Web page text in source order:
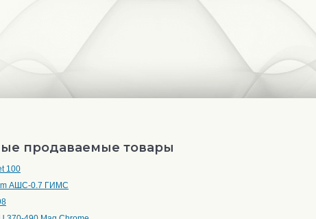
продаваемые товары
100
АШС-0.7 ГИМС